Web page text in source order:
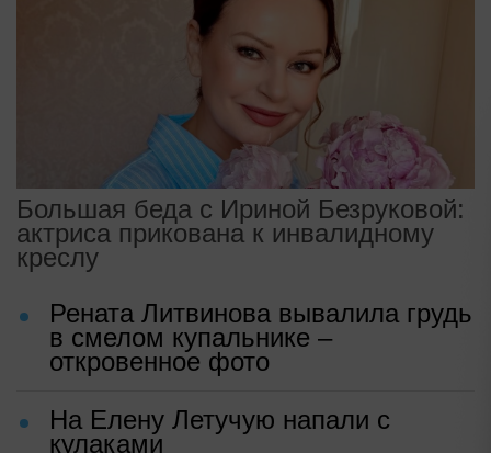
Большая беда с Ириной Безруковой:
актриса прикована к инвалидному
креслу
Рената Литвинова вывалила грудь
в смелом купальнике –
откровенное фото
На Елену Летучую напали с
кулаками